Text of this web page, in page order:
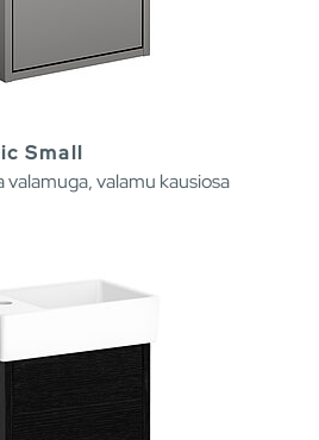
Small
valamu kausiosa